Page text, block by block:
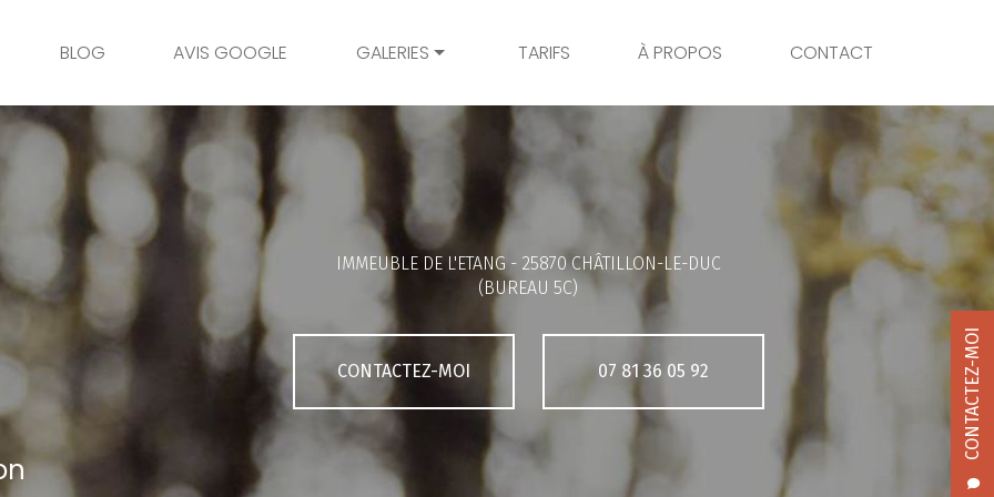
CONTACTEZ-MOI
BLOG AVIS GOOGLE GALERIES
Mariage
Grossesse
Bambins
Portrait
Galerie client
TARIFS À PROPOS CONTACT
IMMEUBLE DE L'ETANG - 25870 CHÂTILLON-LE-DUC
(BUREAU 5C)
CONTACTEZ-MOI 07 81 36 05 92